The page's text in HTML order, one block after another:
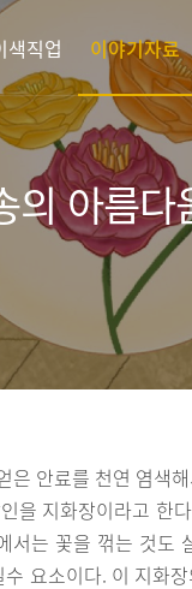
색직업 이야기자료
의 아름다
안료를 천연 염색
을 지화장이라고 한
는 꽃을 꺾는 것도
요소이다. 이 지화